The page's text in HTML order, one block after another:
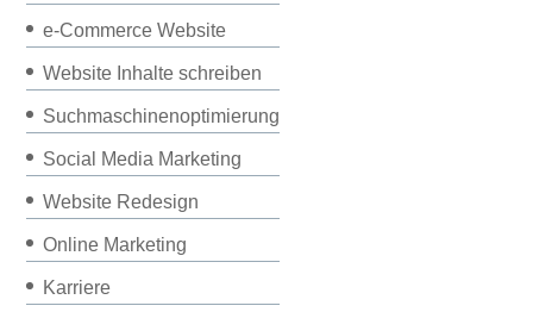
e-Commerce Website
Website Inhalte schreiben
Suchmaschinenoptimierung
Social Media Marketing
Website Redesign
Online Marketing
Karriere